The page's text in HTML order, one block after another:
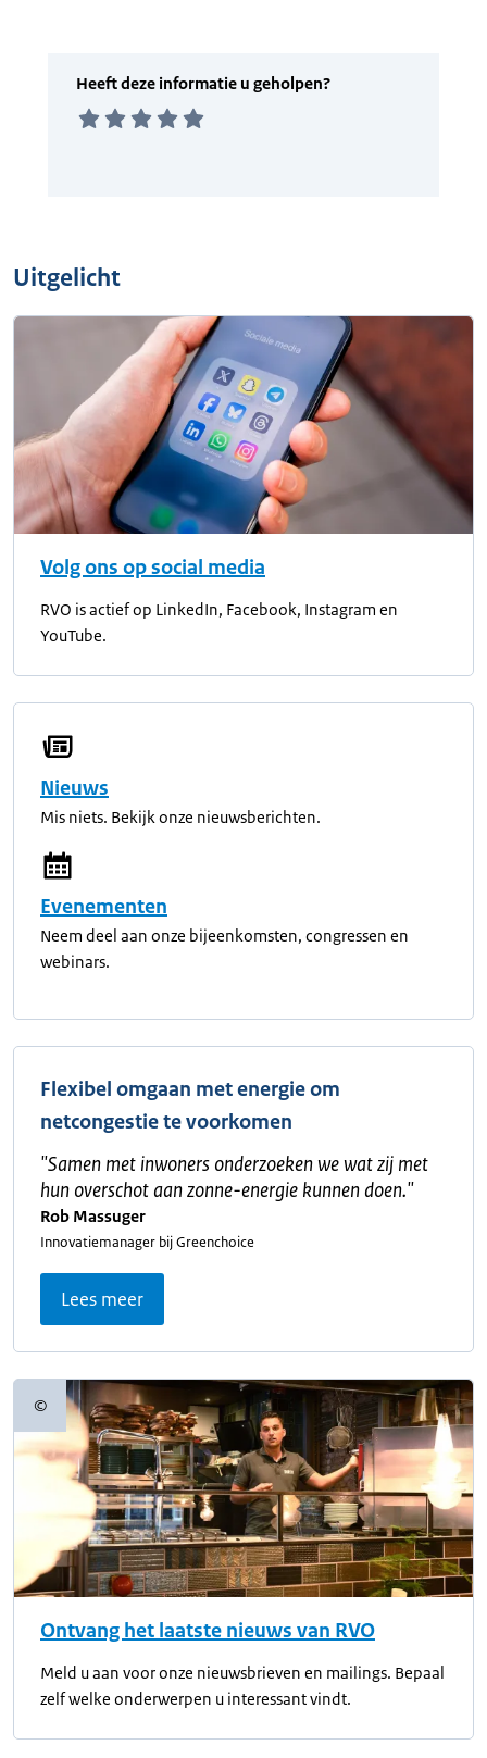
Uitgelicht
Volg ons op social media
RVO is actief op LinkedIn, Facebook, Instagram en
YouTube.
Nieuws
Mis niets. Bekijk onze nieuwsberichten.
Evenementen
Neem deel aan onze bijeenkomsten, congressen en
webinars.
Flexibel omgaan met energie om
netcongestie te voorkomen
"Samen met inwoners onderzoeken we wat zij met
hun overschot aan zonne-energie kunnen doen."
Rob Massuger
Innovatiemanager bij Greenchoice
Lees meer
©Copyrightinformatie
Ontvang het laatste nieuws van RVO
Meld u aan voor onze nieuwsbrieven en mailings. Bepaal
zelf welke onderwerpen u interessant vindt.